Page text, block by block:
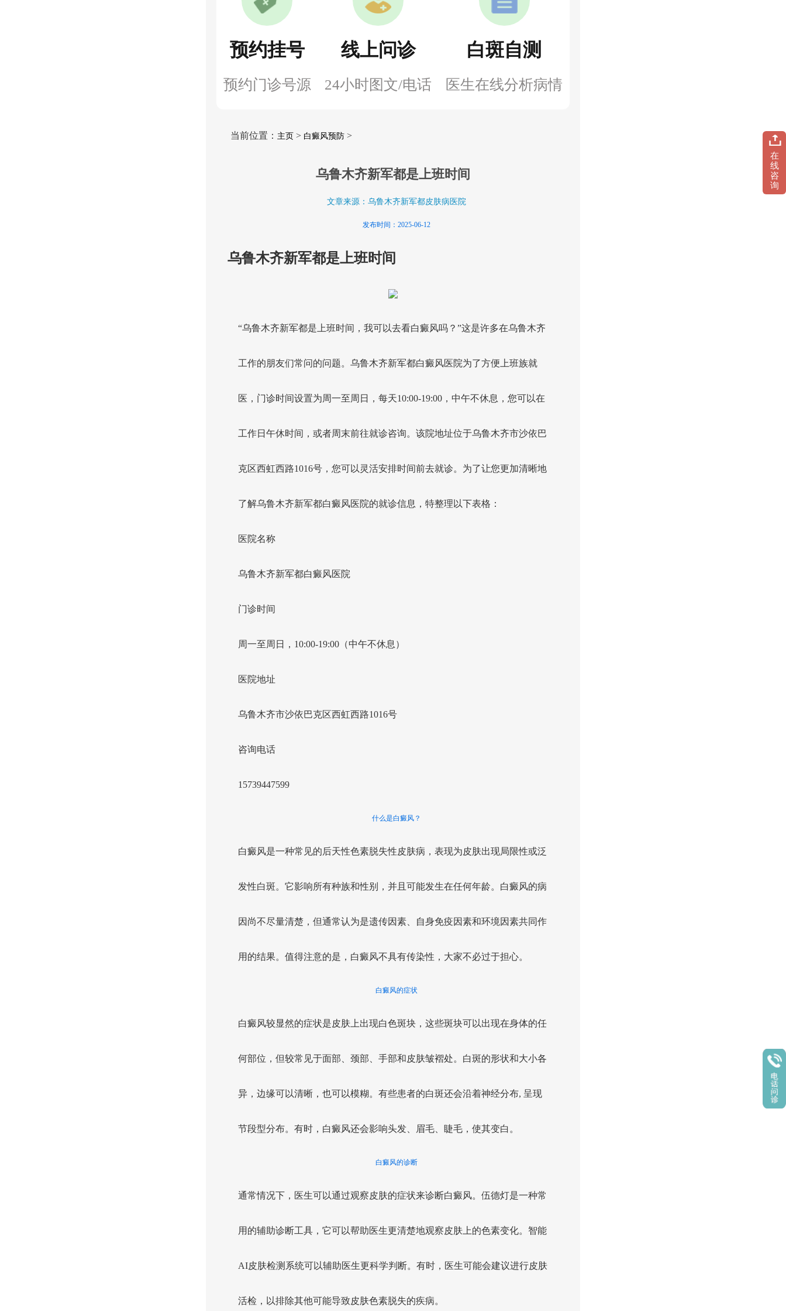
预约挂号
预约门诊号源
线上问诊
24小时图文/电话
白斑自测
医生在线分析病情
当前位置： 主页> 白癜风预防>
乌鲁木齐新军都是上班时间
文章来源：乌鲁木齐新军都皮肤病医院
发布时间：2025-06-12
乌鲁木齐新军都是上班时间
“乌鲁木齐新军都是上班时间，我可以去看白癜风吗？”这是许多在乌鲁木齐
工作的朋友们常问的问题。乌鲁木齐新军都白癜风医院为了方便上班族就
医，门诊时间设置为周一至周日，每天10:00-19:00，中午不休息，您可以在
工作日午休时间，或者周末前往就诊咨询。该院地址位于乌鲁木齐市沙依巴
克区西虹西路1016号，您可以灵活安排时间前去就诊。为了让您更加清晰地
了解乌鲁木齐新军都白癜风医院的就诊信息，特整理以下表格：
医院名称
乌鲁木齐新军都白癜风医院
门诊时间
周一至周日，10:00-19:00（中午不休息）
医院地址
乌鲁木齐市沙依巴克区西虹西路1016号
咨询电话
15739447599
什么是白癜风？
白癜风是一种常见的后天性色素脱失性皮肤病，表现为皮肤出现局限性或泛
发性白斑。它影响所有种族和性别，并且可能发生在任何年龄。白癜风的病
因尚不尽量清楚，但通常认为是遗传因素、自身免疫因素和环境因素共同作
用的结果。值得注意的是，白癜风不具有传染性，大家不必过于担心。
白癜风的症状
白癜风较显然的症状是皮肤上出现白色斑块，这些斑块可以出现在身体的任
何部位，但较常见于面部、颈部、手部和皮肤皱褶处。白斑的形状和大小各
异，边缘可以清晰，也可以模糊。有些患者的白斑还会沿着神经分布, 呈现
节段型分布。有时，白癜风还会影响头发、眉毛、睫毛，使其变白。
白癜风的诊断
通常情况下，医生可以通过观察皮肤的症状来诊断白癜风。伍德灯是一种常
用的辅助诊断工具，它可以帮助医生更清楚地观察皮肤上的色素变化。智能
AI皮肤检测系统可以辅助医生更科学判断。有时，医生可能会建议进行皮肤
活检，以排除其他可能导致皮肤色素脱失的疾病。
在
线
咨
询